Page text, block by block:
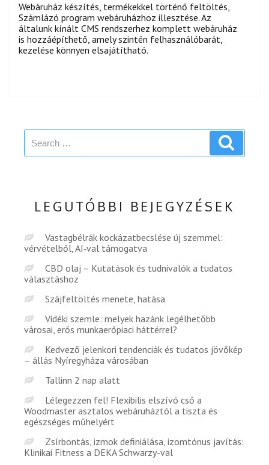
Webáruház készítés, termékekkel történő feltöltés,
Számlázó program webáruházhoz illesztése. Az
általunk kínált CMS rendszerhez komplett webáruház
is hozzáépíthető, amely szintén felhasználóbarát,
kezelése könnyen elsajátítható.
Search
for:
LEGUTÓBBI BEJEGYZÉSEK
Vastagbélrák kockázatbecslése új szemmel:
vérvételből, AI‑val támogatva
CBD olaj – Kutatások és tudnivalók a tudatos
választáshoz
Szájfeltöltés menete, hatása
Vidéki szemle: melyek hazánk legélhetőbb
városai, erős munkaerőpiaci háttérrel?
Kedvező jelenkori tendenciák és tudatos jövőkép
– állás Nyíregyháza városában
Tallinn 2 nap alatt
Lélegezzen fel! Flexibilis elszívó cső a
Woodmaster asztalos webáruháztól a tiszta és
egészséges műhelyért
Zsírbontás, izmok definiálása, izomtónus javítás:
Klinikai Fitness a DEKA Schwarzy-val